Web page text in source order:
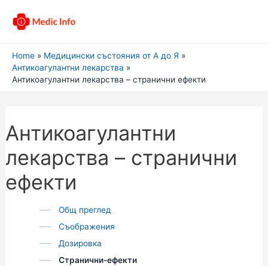
Home
Медицински състояния от А до Я
Антикоагулантни лекарства
Антикоагулантни лекарства – странични ефекти
Антикоагулантни
лекарства – странични
ефекти
Общ преглед
Съображения
Дозировка
Странични-ефекти